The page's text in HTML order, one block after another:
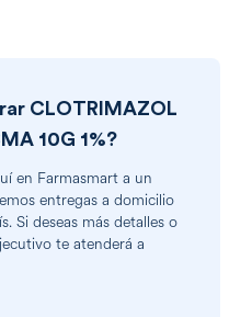
CLOTRIMAZOL
10G 1%?
en Farmasmart a un
entregas a domicilio
Si deseas más detalles o
te atenderá a